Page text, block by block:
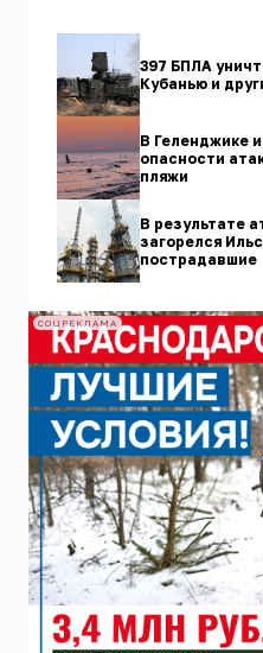
397 БПЛА
Кубанью и
В Геленджике
опасности
пляжи
В результате
загорелся
пострадавшие
СОЦРЕКЛАМА